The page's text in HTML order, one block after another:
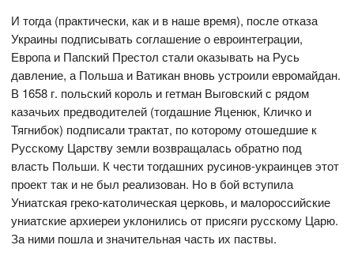
И тогда (практически, как и в наше время), после отказа
Украины подписывать соглашение о евроинтеграции,
Европа и Папский Престол стали оказывать на Русь
давление, а Польша и Ватикан вновь устроили евромайдан.
В 1658 г. польский король и гетман Выговский с рядом
казачьих предводителей (тогдашние Яценюк, Кличко и
Тягнибок) подписали трактат, по которому отошедшие к
Русскому Царству земли возвращалась обратно под
власть Польши. К чести тогдашних русинов-украинцев этот
проект так и не был реализован. Но в бой вступила
Униатская греко-католическая церковь, и малороссийские
униатские архиереи уклонились от присяги русскому Царю.
За ними пошла и значительная часть их паствы.